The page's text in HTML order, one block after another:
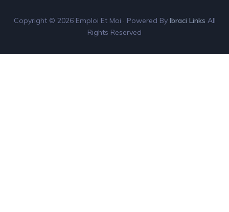
Copyright © 2026 Emploi Et Moi · Powered By Ibraci Links All
Rights Reserved